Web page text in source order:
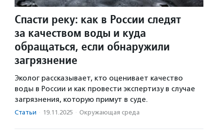
Спасти реку: как в России следят
за качеством воды и куда
обращаться, если обнаружили
загрязнение
Эколог рассказывает, кто оценивает качество
воды в России и как провести экспертизу в случае
загрязнения, которую примут в суде.
Статьи · 19.11.2025 · Окружающая среда